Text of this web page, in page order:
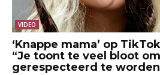
VIDEO
‘Knappe mama’ op
“Je toont te veel bloot om
gerespecteerd te